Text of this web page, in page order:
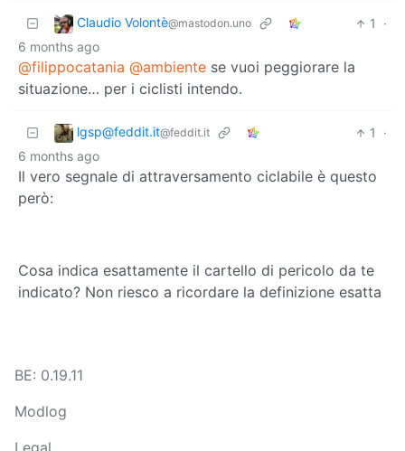
Claudio Volontè@mastodon.uno 1
·
6 months ago
@filippocatania @ambiente se vuoi peggiorare la
situazione… per i ciclisti intendo.
lgsp@feddit.it@feddit.it 1
·
6 months ago
Il vero segnale di attraversamento ciclabile è questo
però:
Cosa indica esattamente il cartello di pericolo da te
indicato? Non riesco a ricordare la definizione esatta
BE: 0.19.11
Modlog